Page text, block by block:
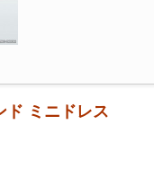
ド ミニドレス